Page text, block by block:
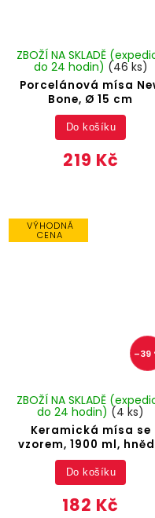
Porcelánová mísa
Bone, Ø 15 cm
ZBOŽÍ NA SKLADĚ
do 24 hodin) (46 ks)
219 Kč
Do košíku
VÝHODNÁ
CENA
–39
Keramická mísa se
vzorem, 1900 ml,
ZBOŽÍ NA SKLADĚ
do 24 hodin) (4 ks)
182 Kč
Do košíku